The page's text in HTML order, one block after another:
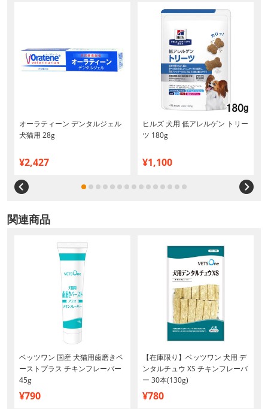
オーラティーン デンタルジェル
犬猫用 28g
¥2,427
ヒルズ 犬用 低アレルゲン トリー
ツ 180g
¥1,100
関連商品
ベッツワン 国産 犬猫用歯磨きペ
ーストプラス チキンフレーバー
45g
¥790
【在庫限り】ベッツワン 犬用 デ
ンタルチュウ XS チキンフレーバ
ー 30本(130g)
¥780